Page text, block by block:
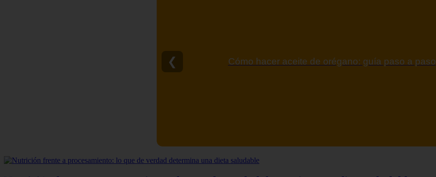
Contraindicaciones del espino amarillo: conocelas
❮